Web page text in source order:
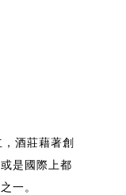
酒莊藉著創
是國際上都
一。